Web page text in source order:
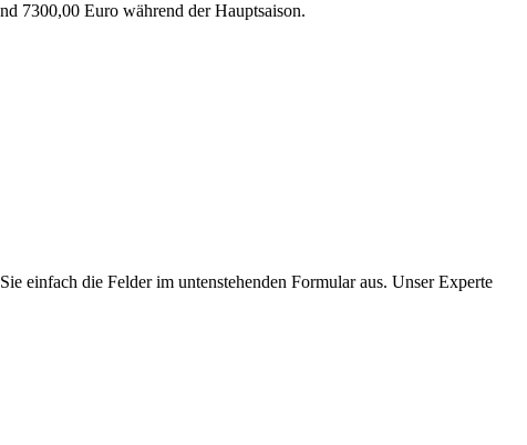
7300,00 Euro während der Hauptsaison.
einfach die Felder im untenstehenden Formular aus. Unser Experte